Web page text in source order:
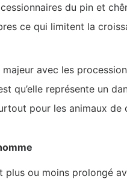
du pin et
ce qui limitent la
majeur avec les
qu’elle représente un
pour les animaux de
plus ou moins prolongé